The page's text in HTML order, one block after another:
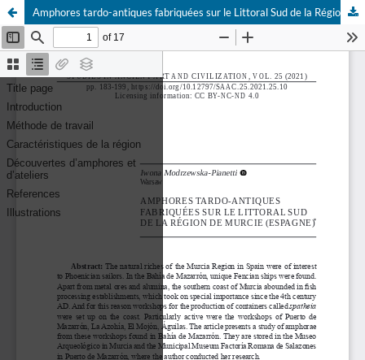
Amphores tardo-antiques fabriquées sur le Littoral Sud de la Région De Murcie (Espagne)